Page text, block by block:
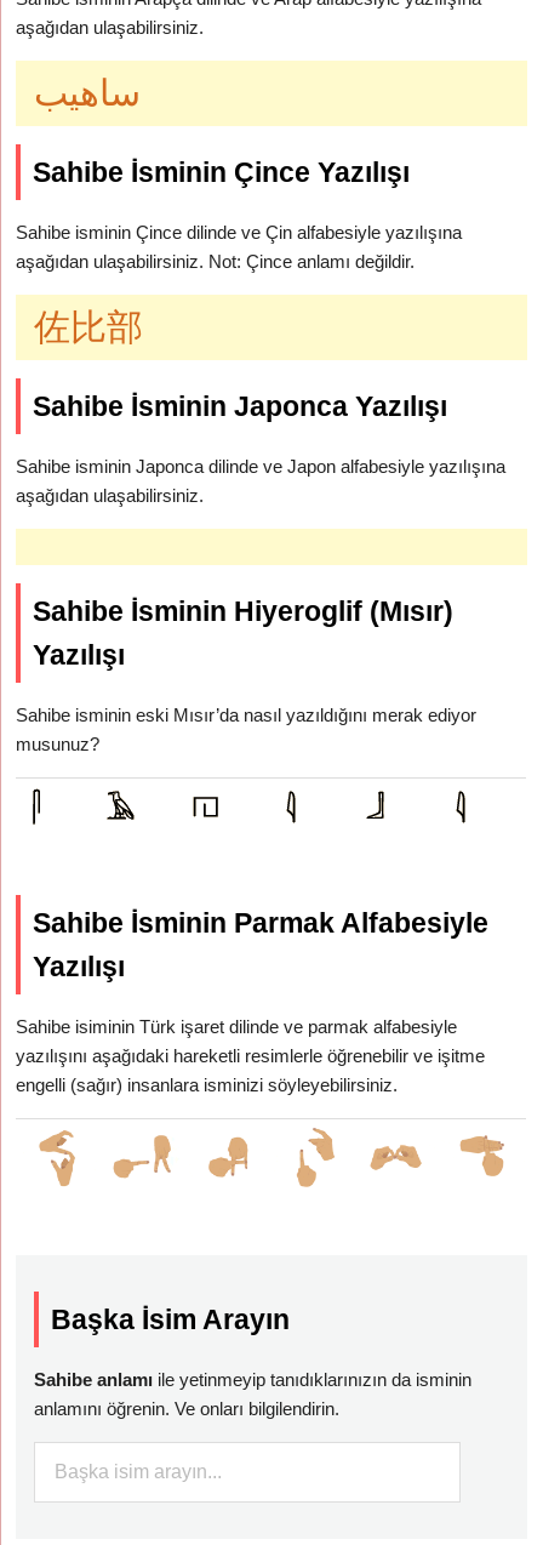
aşağıdan ulaşabilirsiniz.
ساهيب
Sahibe İsminin Çince Yazılışı
Sahibe isminin Çince dilinde ve Çin alfabesiyle yazılışına
aşağıdan ulaşabilirsiniz. Not: Çince anlamı değildir.
佐比部
Sahibe İsminin Japonca Yazılışı
Sahibe isminin Japonca dilinde ve Japon alfabesiyle yazılışına
aşağıdan ulaşabilirsiniz.
Sahibe İsminin Hiyeroglif (Mısır)
Yazılışı
Sahibe isminin eski Mısır’da nasıl yazıldığını merak ediyor
musunuz?
Sahibe İsminin Parmak Alfabesiyle
Yazılışı
Sahibe isiminin Türk işaret dilinde ve parmak alfabesiyle
yazılışını aşağıdaki hareketli resimlerle öğrenebilir ve işitme
engelli (sağır) insanlara isminizi söyleyebilirsiniz.
Başka İsim Arayın
Sahibe anlamı ile yetinmeyip tanıdıklarınızın da isminin
anlamını öğrenin. Ve onları bilgilendirin.